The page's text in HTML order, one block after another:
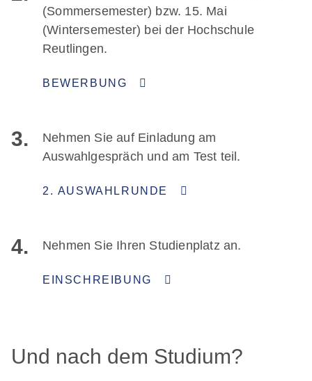
(Sommersemester) bzw. 15. Mai
(Wintersemester) bei der Hochschule
Reutlingen.
BEWERBUNG
3.
Nehmen Sie auf Einladung am
Auswahlgespräch und am Test teil.
2. AUSWAHLRUNDE
4. Nehmen Sie Ihren Studienplatz an.
EINSCHREIBUNG
Und nach dem Studium?